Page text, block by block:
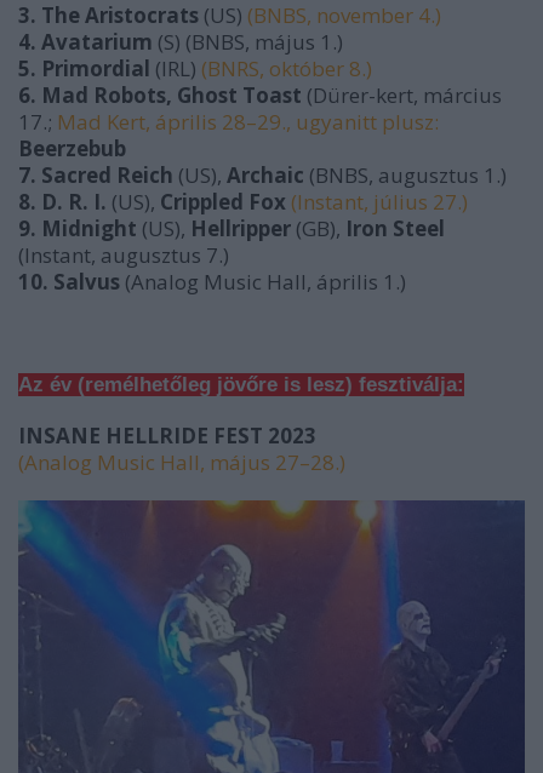
3. The Aristocrats (US) (BNBS, november 4.)
4. Avatarium (S) (BNBS, május 1.)
5. Primordial (IRL) (BNRS, október 8.)
6. Mad Robots, Ghost Toast (Dürer-kert, március
17.; Mad Kert, április 28–29., ugyanitt plusz:
Beerzebub
7. Sacred Reich (US), Archaic (BNBS, augusztus 1.)
8. D. R. I. (US), Crippled Fox (Instant, július 27.)
9. Midnight (US), Hellripper (GB), Iron Steel
(Instant, augusztus 7.)
10. Salvus (Analog Music Hall, április 1.)
Az év (remélhetőleg jövőre is lesz) fesztiválja:
INSANE HELLRIDE FEST 2023
(Analog Music Hall, május 27–28.)